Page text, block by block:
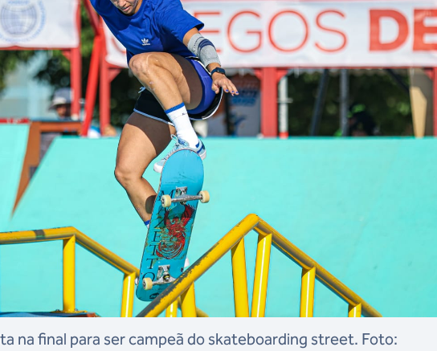
na final para ser campeã do skateboarding street. Foto: